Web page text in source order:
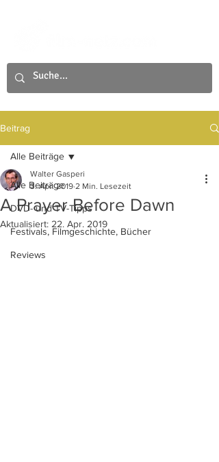
Beitrag
Alle Beiträge
DVD- und TV-Tipps
Festivals, Filmgeschichte, Bücher
Reviews
Alle Beiträge
A Prayer Before Dawn
Walter Gasperi
3. Apr. 2019 2 Min. Lesezeit
Aktualisiert: 22. Apr. 2019